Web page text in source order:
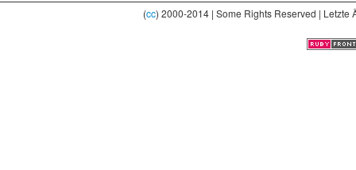
(cc) 2000-2014 | Some Rights Reserved |